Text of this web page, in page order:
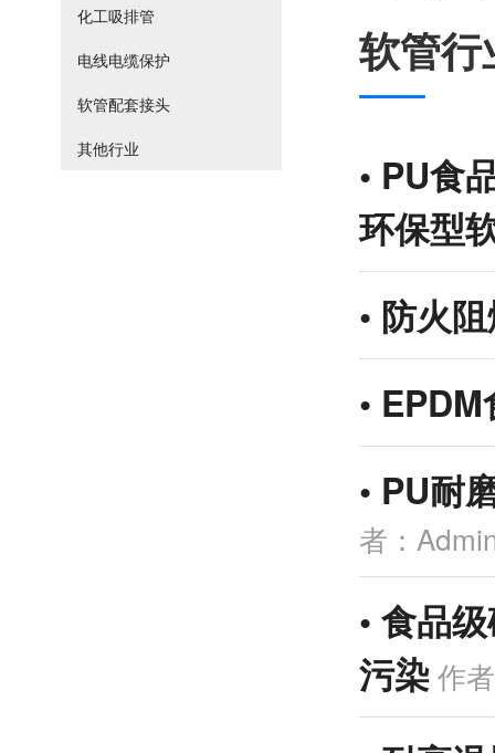
化工吸排管
电线电缆保护
软管配套接头
其他行业
软管
• PU食
环保型
• 防火
•
• PU耐
者：
• 食品
污染作